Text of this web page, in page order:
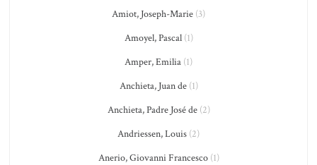
Amiot, Joseph-Marie (3)
Amoyel, Pascal(1)
Amper, Emilia (1)
Anchieta, Juan de(1)
Anchieta, Padre José de(2)
Andriessen, Louis (2)
Anerio, Giovanni Francesco(1)